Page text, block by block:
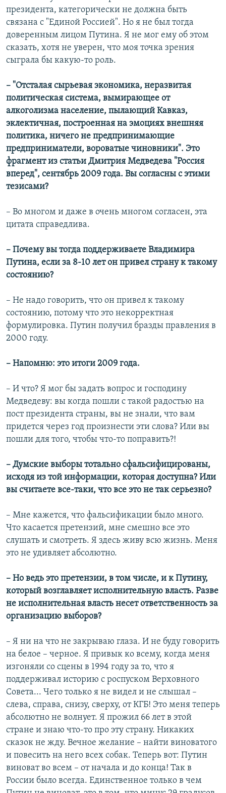
президента, категорически не должна быть
связана с "Единой Россией". Но я не был тогда
доверенным лицом Путина. Я не мог ему об этом
сказать, хотя не уверен, что моя точка зрения
сыграла бы какую-то роль.
– "Отсталая сырьевая экономика, неразвитая
политическая система, вымирающее от
алкоголизма население, пылающий Кавказ,
эклектичная, построенная на эмоциях внешняя
политика, ничего не предпринимающие
предприниматели, вороватые чиновники". Это
фрагмент из статьи Дмитрия Медведева "Россия
вперед", сентябрь 2009 года. Вы согласны с этими
тезисами?
– Во многом и даже в очень многом согласен, эта
цитата справедлива.
– Почему вы тогда поддерживаете Владимира
Путина, если за 8-10 лет он привел страну к такому
состоянию?
– Не надо говорить, что он привел к такому
состоянию, потому что это некорректная
формулировка. Путин получил бразды правления в
2000 году.
– Напомню: это итоги 2009 года.
– И что? Я мог бы задать вопрос и господину
Медведеву: вы когда пошли с такой радостью на
пост президента страны, вы не знали, что вам
придется через год произнести эти слова? Или вы
пошли для того, чтобы что-то поправить?!
– Думские выборы тотально сфальсифицированы,
исходя из той информации, которая доступна? Или
вы считаете все-таки, что все это не так серьезно?
– Мне кажется, что фальсификации было много.
Что касается претензий, мне смешно все это
слушать и смотреть. Я здесь живу всю жизнь. Меня
это не удивляет абсолютно.
– Но ведь это претензии, в том числе, и к Путину,
который возглавляет исполнительную власть. Разве
не исполнительная власть несет ответственность за
организацию выборов?
– Я ни на что не закрываю глаза. И не буду говорить
на белое – черное. Я привык ко всему, когда меня
изгоняли со сцены в 1994 году за то, что я
поддерживал историю с роспуском Верховного
Совета... Чего только я не видел и не слышал –
слева, справа, снизу, сверху, от КГБ! Это меня теперь
абсолютно не волнует. Я прожил 66 лет в этой
стране и знаю что-то про эту страну. Никаких
сказок не жду. Вечное желание – найти виноватого
и повесить на него всех собак. Теперь вот: Путин
виноват во всем – от начала и до конца! Так в
России было всегда. Единственное только в чем